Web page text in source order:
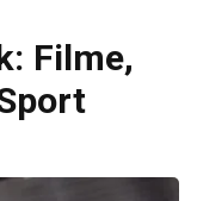
Filme,